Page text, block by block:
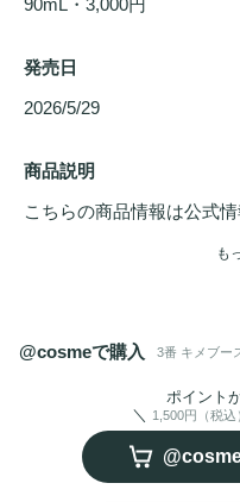
発売日
2026/5/29
商品説明
こちらの商品情報は公式
大人気のロングセラー、3番
に生まれ変
発酵成分とLHA・PHAを
触れた瞬間ジュワッと浸
も
@cosmeで購入 3番 キメブー
ポイント
1,500円（税